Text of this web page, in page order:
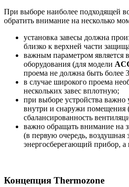
При выборе наиболее подходящей
обратить внимание на несколько
установка завесы должна
близко к верхней части
важным параметром является
оборудования (для модели
проема не должна быть более
в случае широкого проема
нескольких завес вплотную;
при выборе устройства важно
внутри и снаружи помещения
сбалансированность
важно обращать внимание на
(в первую очередь, воздушная
энергосберегающий прибор, а
Концепция Thermozone